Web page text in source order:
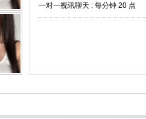
一对一视讯聊天 : 每分钟 20 点